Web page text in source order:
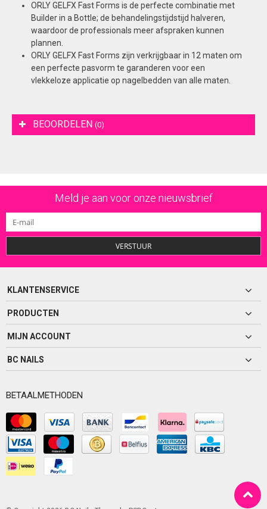
ORLY GELFX Fast Forms is de perfecte combinatie met
Builder in a Bottle; de behandelingstijdstijd halveren,
waardoor de professionals meer afspraken kunnen
plannen.
ORLY GELFX Fast Forms zijn verkrijgbaar in 12 maten om
een perfecte pasvorm te garanderen voor een
vlekkeloze applicatie op nagelbedden van alle maten.
BEOORDELEN (0)
Meld je aan voor onze nieuwsbrief
VERSTUUR
KLANTENSERVICE
PRODUCTEN
MIJN ACCOUNT
BC NAILS
BETAALMETHODEN